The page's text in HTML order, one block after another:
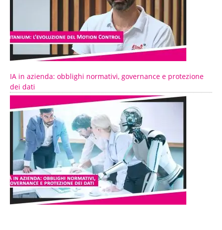
IA in azienda: obblighi normativi, governance e protezione
dei dati